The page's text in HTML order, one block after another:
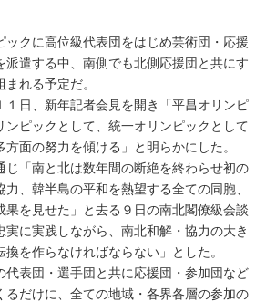
ックに高位級代表団をはじめ芸術団・応援
派遣する中、南側でも北側応援団と共にす
れる予定だ。
１日、新年記者会見を開き「平昌オリンピ
ンピックとして、統一オリンピックとして
面の努力を傾ける」と明らかにした。
じ「南と北は数年間の断絶を終わらせ初の
、韓半島の平和を熱望する全ての同胞、
果を見せた」と去る９日の南北閣僚級会談
実に実践しながら、南北和解・協力の大き
を作らなければならない」とした。
代表団・選手団と共に応援団・参加団など
るだけに、全ての地域・各界各層の参加の